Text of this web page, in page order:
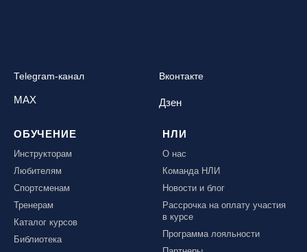
Telegram-канал Вконтакте
MAX Дзен
ОБУЧЕНИЕ
Инструкторам
Любителям
Спортсменам
Тренерам
Каталог курсов
Библиотека
НЛИ
О нас
Команда НЛИ
Новости и блог
Рассрочка на оплату участия
в курсе
Программа лояльности